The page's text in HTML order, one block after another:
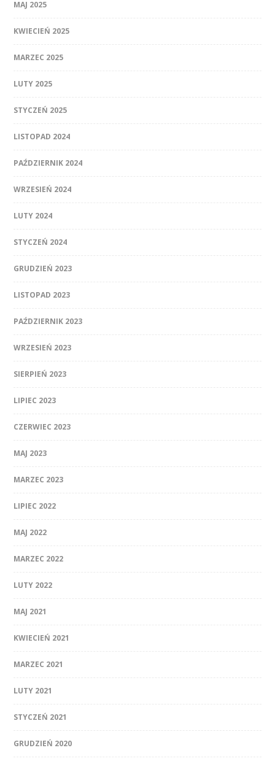
MAJ 2025
KWIECIEŃ 2025
MARZEC 2025
LUTY 2025
STYCZEŃ 2025
LISTOPAD 2024
PAŹDZIERNIK 2024
WRZESIEŃ 2024
LUTY 2024
STYCZEŃ 2024
GRUDZIEŃ 2023
LISTOPAD 2023
PAŹDZIERNIK 2023
WRZESIEŃ 2023
SIERPIEŃ 2023
LIPIEC 2023
CZERWIEC 2023
MAJ 2023
MARZEC 2023
LIPIEC 2022
MAJ 2022
MARZEC 2022
LUTY 2022
MAJ 2021
KWIECIEŃ 2021
MARZEC 2021
LUTY 2021
STYCZEŃ 2021
GRUDZIEŃ 2020